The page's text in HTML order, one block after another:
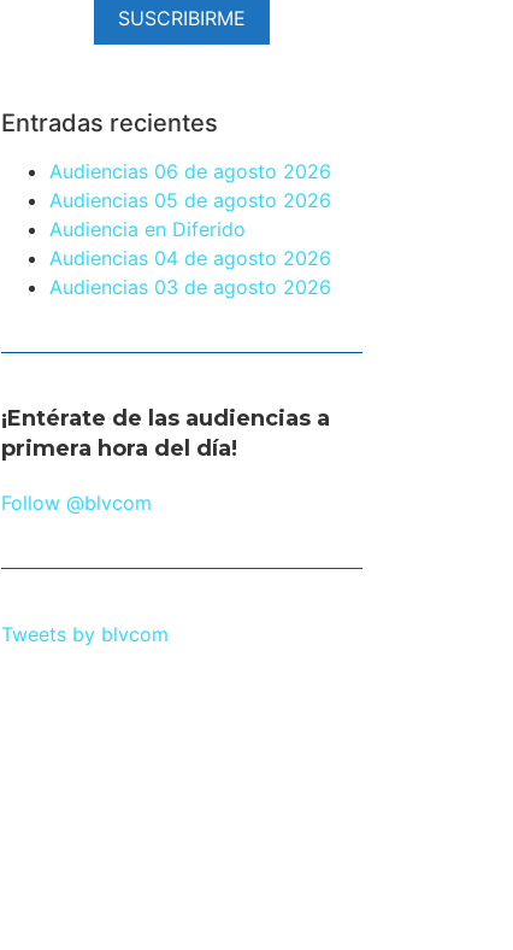
SUSCRIBIRME
Entradas recientes
Audiencias 06 de agosto 2026
Audiencias 05 de agosto 2026
Audiencia en Diferido
Audiencias 04 de agosto 2026
Audiencias 03 de agosto 2026
¡Entérate de las audiencias a
primera hora del día!
Follow @blvcom
Tweets by blvcom